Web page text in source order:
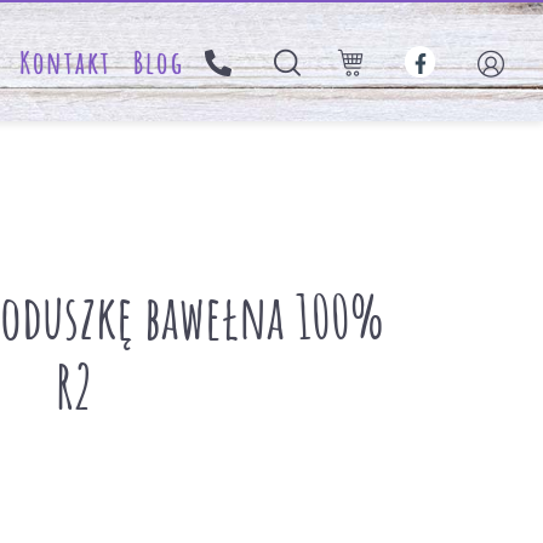
Kontakt Blog
bawełna 100%
R2